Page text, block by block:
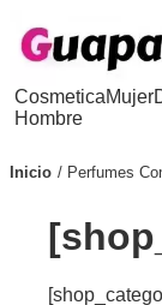
Cosmetica
Hombre
Mujer
Inicio Perfumes